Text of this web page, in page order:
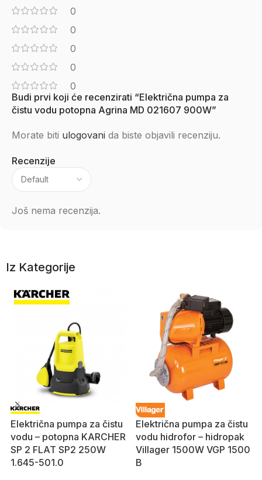
0
0
0
0
0
Recenzije
Još nema recenzija.
Budi prvi koji će recenzirati “Električna pumpa za
čistu vodu potopna Agrina MD 021607 900W”
Morate biti ulogovani da biste objavili recenziju.
Iz Kategorije
Električna pumpa za čistu
vodu – potopna KARCHER
SP 2 FLAT SP2 250W
1.645-501.0
Električna pumpa za čistu
vodu hidrofor – hidropak
Villager 1500W VGP 1500
B